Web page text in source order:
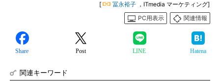
[ 冨永裕子 ，ITmedia マーケティング]
PC用表示
関連情報
Share Post LINE Hatena
関連キーワード